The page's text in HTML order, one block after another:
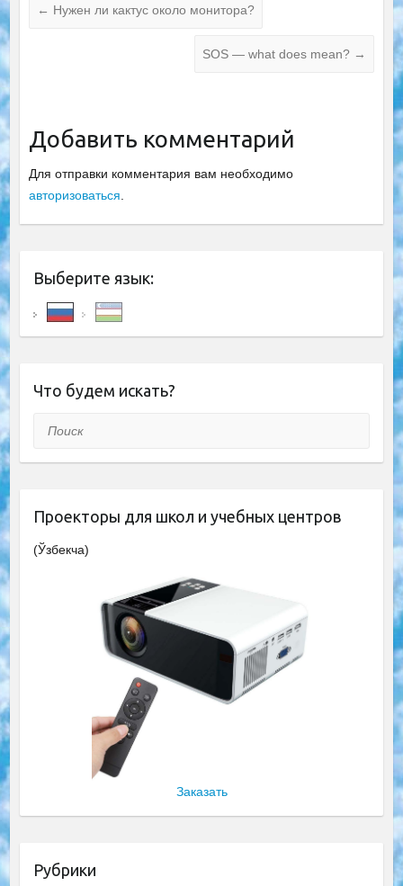
← Нужен ли кактус около монитора?
SOS — what does mean? →
Добавить комментарий
Для отправки комментария вам необходимо
авторизоваться
Выберите язык:
Что будем искать?
Поиск
Проекторы для школ и учебных центров
(Ўзбекча)
Заказать
Рубрики